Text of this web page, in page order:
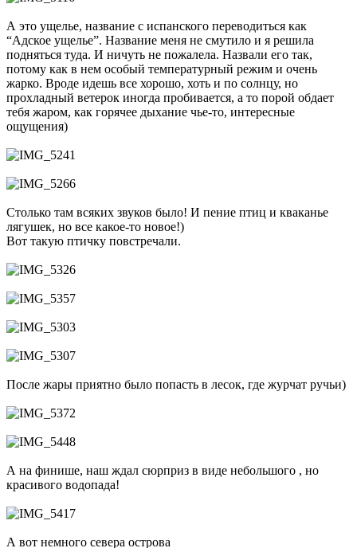
А это ущелье, название с испанского переводиться как
“Адское ущелье”. Название меня не смутило и я решила
подняться туда. И ничуть не пожалела. Назвали его так,
потому как в нем особый температурный режим и очень
жарко. Вроде идешь все хорошо, хоть и по солнцу, но
прохладный ветерок иногда пробивается, а то порой обдает
тебя жаром, как горячее дыхание чье-то, интересные
ощущения)
Столько там всяких звуков было! И пение птиц и кваканье
лягушек, но все какое-то новое!)
Вот такую птичку повстречали.
После жары приятно было попасть в лесок, где журчат ручьи)
А на финише, наш ждал сюрприз в виде небольшого , но
красивого водопада!
А вот немного севера острова